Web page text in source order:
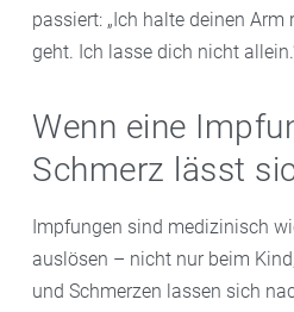
passiert: „Ich halte deinen
geht. Ich lasse dich nicht
Wenn eine
Schmerz lässt
Impfungen sind medizinisch
auslösen – nicht nur beim
und Schmerzen lassen sich